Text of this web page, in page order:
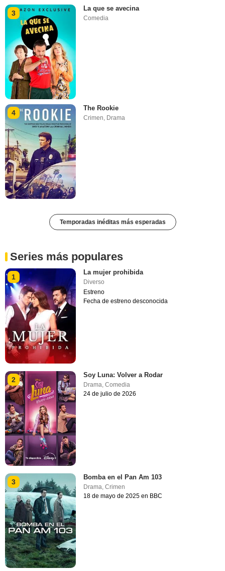
3
La que se avecina
Comedia
4
The Rookie
Crimen, Drama
Temporadas inéditas más esperadas
Series más populares
1
La mujer prohibida
Diverso
Estreno
Fecha de estreno desconocida
2
Soy Luna: Volver a Rodar
Drama ,Comedia
24 de julio de 2026
3
Bomba en el Pan Am 103
Drama,Crimen
18 de mayo de 2025 en BBC